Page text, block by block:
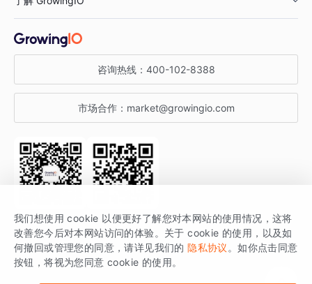
汽车行业
金融行业
智能运营
获客分析
增长公开课
增长博客
开发者文档
SDK 文档
场景指南
关于 GrowingIO
增长大会
行业活动
咨询热线： 400-102-8388
市场合作： market@growingio.com
关注公众号 获取更多干货
GrowingIO 是专注于数据智能分析与增长的品牌，核心平台为 GrowingIO
分析云。
我们想使用 cookie 以便更好了解您对本网站的使用情况，这将
改善您今后对本网站访问的体验。关于 cookie 的使用，以及如
何撤回或管理您的同意，请详见我们的 隐私协议 。如你点击同意
按钮，将视为您同意 cookie 的使用。